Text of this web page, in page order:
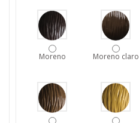
Moreno Moreno claro